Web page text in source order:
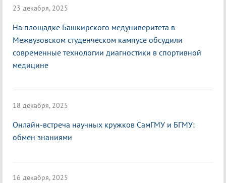
23 декабря, 2025
На площадке Башкирского медуниверитета в
Межвузовском студенческом кампусе обсудили
современные технологии диагностики в спортивной
медицине
18 декабря, 2025
Онлайн-встреча научных кружков СамГМУ и БГМУ:
обмен знаниями
16 декабря, 2025